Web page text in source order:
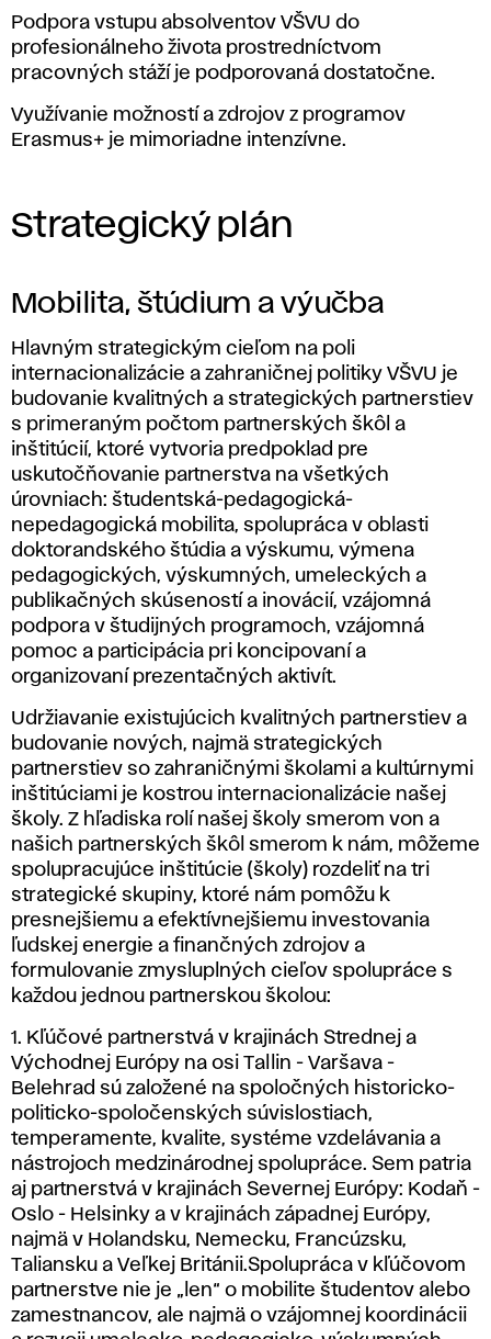
Podpora vstupu absolventov VŠVU do
profesionálneho života prostredníctvom
pracovných stáží je podporovaná dostatočne.
Využívanie možností a zdrojov z programov
Erasmus+ je mimoriadne intenzívne.
Strategický plán
Mobilita, štúdium a výučba
Hlavným strategickým cieľom na poli
internacionalizácie a zahraničnej politiky VŠVU je
budovanie kvalitných a strategických partnerstiev
s primeraným počtom partnerských škôl a
inštitúcií, ktoré vytvoria predpoklad pre
uskutočňovanie partnerstva na všetkých
úrovniach: študentská-pedagogická-
nepedagogická mobilita, spolupráca v oblasti
doktorandského štúdia a výskumu, výmena
pedagogických, výskumných, umeleckých a
publikačných skúseností a inovácií, vzájomná
podpora v študijných programoch, vzájomná
pomoc a participácia pri koncipovaní a
organizovaní prezentačných aktivít.
Udržiavanie existujúcich kvalitných partnerstiev a
budovanie nových, najmä strategických
partnerstiev so zahraničnými školami a kultúrnymi
inštitúciami je kostrou internacionalizácie našej
školy. Z hľadiska rolí našej školy smerom von a
našich partnerských škôl smerom k nám, môžeme
spolupracujúce inštitúcie (školy) rozdeliť na tri
strategické skupiny, ktoré nám pomôžu k
presnejšiemu a efektívnejšiemu investovania
ľudskej energie a finančných zdrojov a
formulovanie zmysluplných cieľov spolupráce s
každou jednou partnerskou školou:
1. Kľúčové partnerstvá v krajinách Strednej a
Východnej Európy na osi Tallin - Varšava -
Belehrad sú založené na spoločných historicko-
politicko-spoločenských súvislostiach,
temperamente, kvalite, systéme vzdelávania a
nástrojoch medzinárodnej spolupráce. Sem patria
aj partnerstvá v krajinách Severnej Európy: Kodaň -
Oslo - Helsinky a v krajinách západnej Európy,
najmä v Holandsku, Nemecku, Francúzsku,
Taliansku a Veľkej Británii.Spolupráca v kľúčovom
partnerstve nie je „len“ o mobilite študentov alebo
zamestnancov, ale najmä o vzájomnej koordinácii